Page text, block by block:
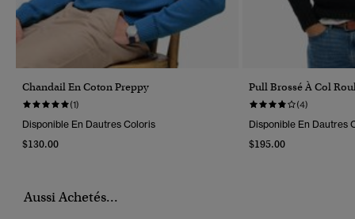
Chandail En Coton Preppy
(1)
Disponible En Dautres Coloris
$130.00
Pull Brossé À Col
(4)
Disponible En Dautres
$195.00
Aussi Achetés...